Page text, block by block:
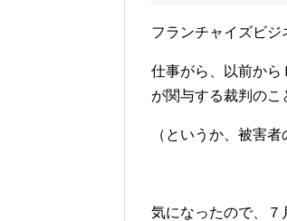
フランチャイズビジ
仕事がら、以前から
が関与する裁判のこ
（というか、被害
気になったので、７